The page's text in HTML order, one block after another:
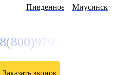
Пивденное
Миусинск
8(800)9797043
Заказать звонок